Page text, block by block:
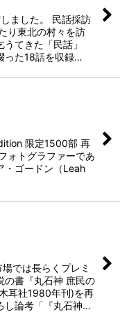
ました。 民話採訪
り東北の村々を訪
てきた「民話」
った18話を収録…
限定1500部 再
ォトグラファーであ
・ゴードン（Leah
では長らくプレミ
の書『丸石神 庶民の
耳社1980年刊)を再
し論考「『丸石神…